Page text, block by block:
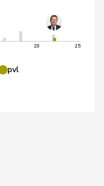
20 25
pvl